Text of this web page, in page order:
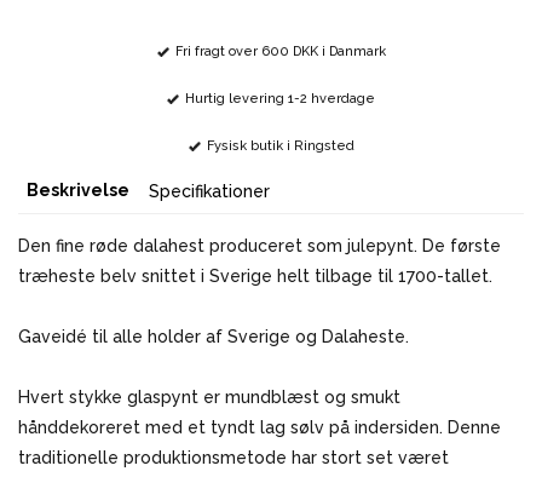
Fri fragt over 600 DKK i Danmark
Hurtig levering 1-2 hverdage
Fysisk butik i Ringsted
Beskrivelse Specifikationer
Den fine røde dalahest produceret som julepynt. De første
træheste belv snittet i Sverige helt tilbage til 1700-tallet.
Gaveidé til alle holder af Sverige og Dalaheste.
Hvert stykke glaspynt er mundblæst og smukt
hånddekoreret med et tyndt lag sølv på indersiden. Denne
traditionelle produktionsmetode har stort set været